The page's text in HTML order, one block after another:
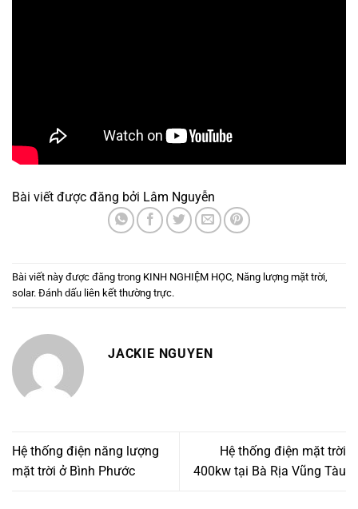
Bài viết được đăng bởi Lâm Nguyễn
Bài viết này được đăng trong KINH NGHIỆM HỌC Năng lượng mặt trời
solar. Đánh dấu liên kết thường trực.
JACKIE NGUYEN
Hệ thống điện năng lượng
mặt trời ở Bình Phước
Hệ thống điện mặt trời
400kw tại Bà Rịa Vũng Tàu